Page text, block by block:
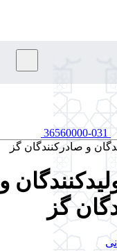
031-36560000
و
گز